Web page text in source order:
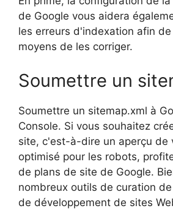
de Google vous aidera
les erreurs d'indexation afin
moyens de les corriger.
Soumettre un
Soumettre un sitemap.xml à
Console. Si vous souhaitez
site, c'est-à-dire un aperçu de
optimisé pour les robots,
de plans de site de Google.
nombreux outils de curation
de développement de sites